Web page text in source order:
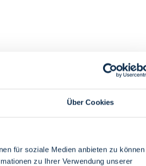
Über Cookies
für soziale Medien anbieten zu können
zu Ihrer Verwendung unserer